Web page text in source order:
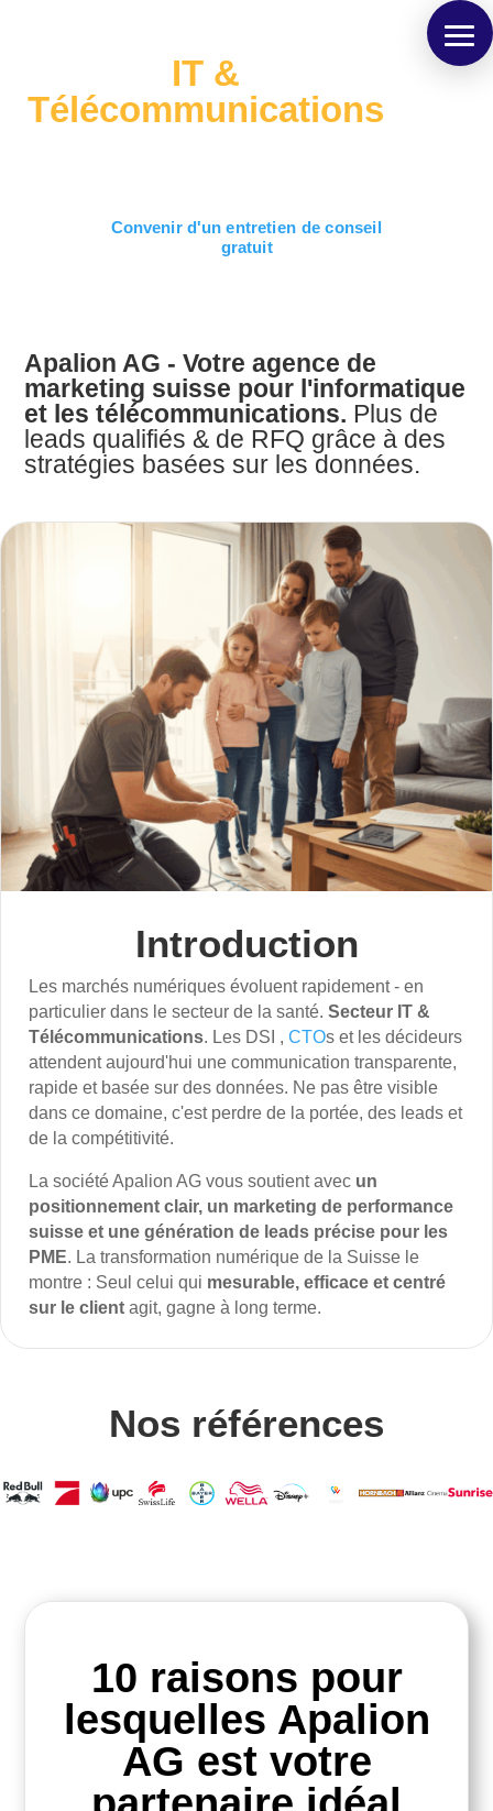
IT &
Télécommunications
Convenir d'un entretien de conseil
gratuit
Apalion AG - Votre agence de
marketing suisse pour l'informatique
et les télécommunications. Plus de
leads qualifiés & de RFQ grâce à des
stratégies basées sur les données.
Introduction
Les marchés numériques évoluent rapidement - en
particulier dans le secteur de la santé. Secteur IT &
Télécommunications. Les DSI , CTOs et les décideurs
attendent aujourd'hui une communication transparente,
rapide et basée sur des données. Ne pas être visible
dans ce domaine, c'est perdre de la portée, des leads et
de la compétitivité.
La société Apalion AG vous soutient avec un
positionnement clair, un marketing de performance
suisse et une génération de leads précise pour les
PME. La transformation numérique de la Suisse le
montre : Seul celui qui mesurable, efficace et centré
sur le client agit, gagne à long terme.
Nos références
10 raisons pour
lesquelles Apalion
AG est votre